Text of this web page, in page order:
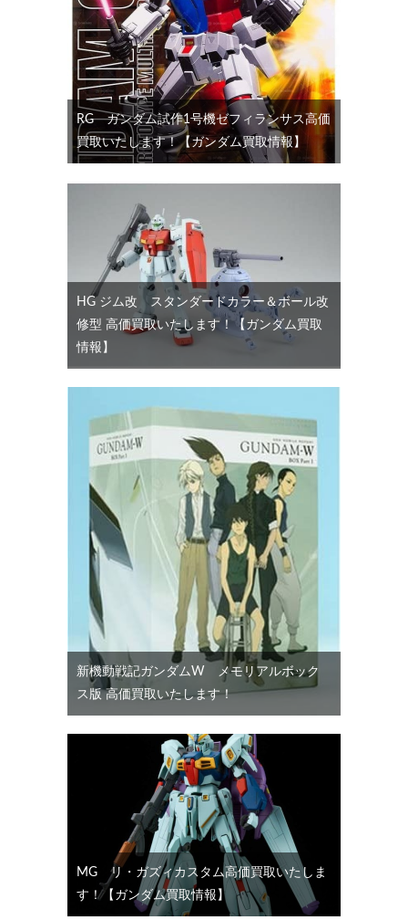
RG ガンダム試作1号機ゼフィランサス高価
買取いたします！【ガンダム買取情報】
HG ジム改 スタンダードカラー＆ボール改
修型 高価買取いたします！【ガンダム買取
情報】
新機動戦記ガンダムW メモリアルボック
ス版 高価買取いたします！
MG リ・ガズィカスタム高価買取いたしま
す！【ガンダム買取情報】